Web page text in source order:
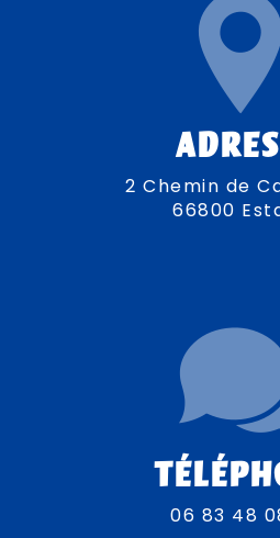
2 Chemin de
66800
06 83 48